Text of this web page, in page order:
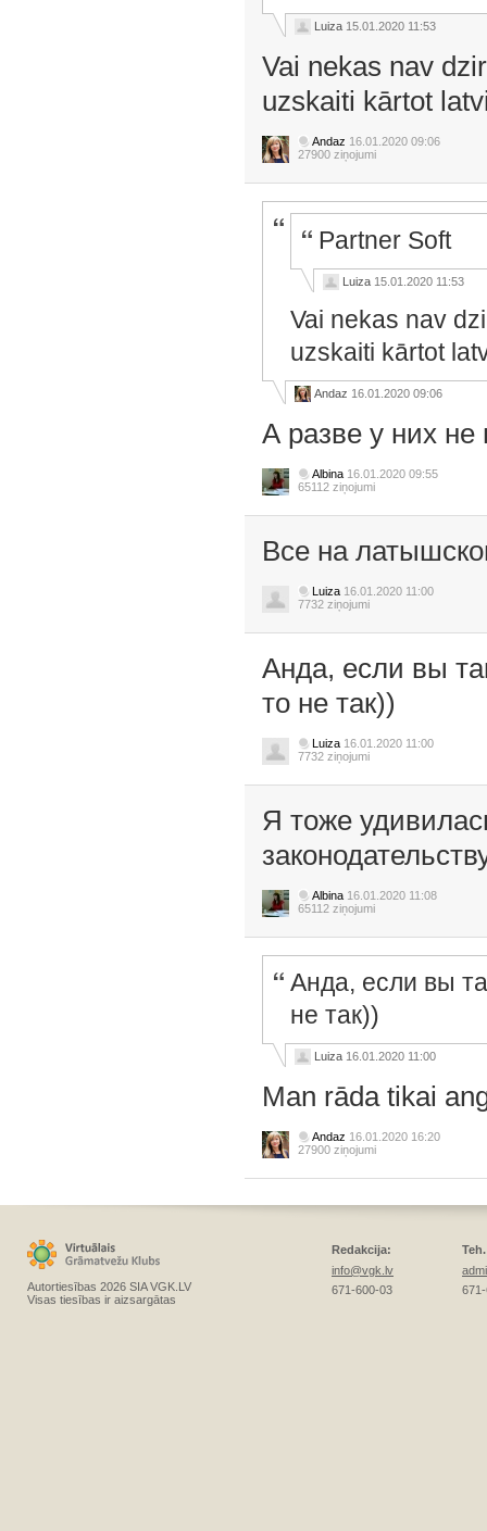
Luiza 15.01.2020 11:53
Vai nekas nav
uzskaiti kārtot
Andaz 16.01.2020 09:06
27900 ziņojumi
Partner Soft
Luiza 15.01.2020 11:53
Vai nekas nav
uzskaiti kārtot
Andaz 16.01.2020 09:06
А разве у них
Albina 16.01.2020 09:55
65112 ziņojumi
Все на
Luiza 16.01.2020 11:00
7732 ziņojumi
Анда, если вы
то не так))
Luiza 16.01.2020 11:00
7732 ziņojumi
Я тоже
Albina 16.01.2020 11:08
65112 ziņojumi
Анда, если вы
не так))
Luiza 16.01.2020 11:00
Man rāda tikai
Andaz 16.01.2020 16:20
27900 ziņojumi
Autortiesības 2026 SIA VGK.LV
Visas tiesības ir aizsargātas
Redakcija:
info@vgk.lv
671-600-03